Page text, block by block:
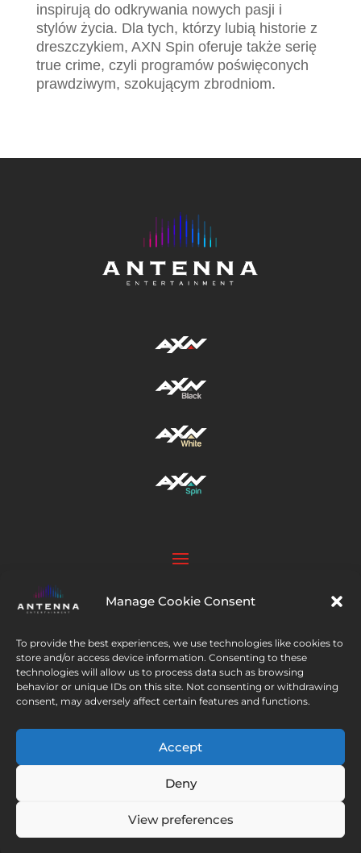
Manage Cookie Consent
To provide the best experiences, we use technologies like cookies to
store and/or access device information. Consenting to these
technologies will allow us to process data such as browsing
behavior or unique IDs on this site. Not consenting or withdrawing
consent, may adversely affect certain features and functions.
Accept
Deny
View preferences
inspirują do odkrywania nowych pasji i
stylów życia. Dla tych, którzy lubią historie z
dreszczykiem, AXN Spin oferuje także serię
true crime, czyli programów poświęconych
prawdziwym, szokującym zbrodniom.
license of AXN Network, Inc.